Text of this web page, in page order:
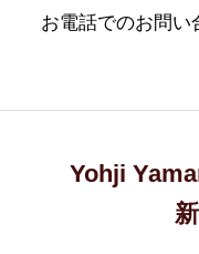
お電話でのお問い
Yohji